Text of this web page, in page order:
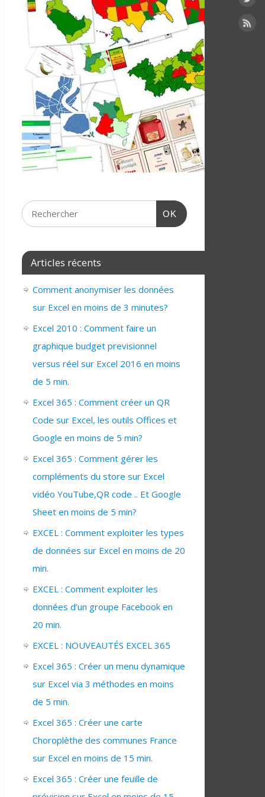
OK
Articles récents
Comment anonymiser les données
sur Excel en moins de 3 minutes?
Excel 2010 : Comment faire un
graphique budget previsionnel
versus réel sur Excel 2016 en moins
de 5 min.
Excel 365 : Comment créer un QR
Code sur Excel, les outils Offices et
Google en moins de 5 min?
Excel 365 : Comment gérer les
compléments du store sur Excel
vidéo YouTube,QR code .. Et Google
Sheet en moins de 5 min?
EXCEL : Comment exploiter les types
de données sur Excel en moins de 20
min.
EXCEL : Comment exploiter les
données d’un groupe Facebook en
20 min.
EXCEL : NOUVEAUTÉS EXCEL 365
Excel 365 : Créer un menu dynamique
sur Excel via 3 méthodes en moins
de 5 min.
Excel 365 : Créer une carte
Choroplèthe des communes France
sur Excel en moins de 15 min.
Excel 365 : Créer une feuille de